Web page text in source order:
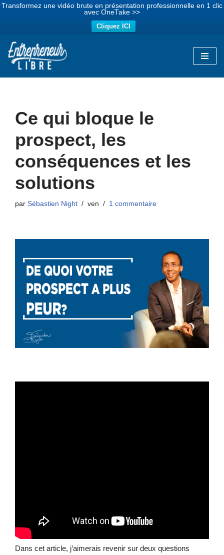
Transformez une vidéo brute en présentation professionnelle en 1 clic
avec OneTake >>
Cliquez ICI
Aller
Ce qui bloque le
prospect, les
conséquences et les
solutions
par Sébastien Night ven 1 commentaire
Dans cet article, j’aimerais revenir sur deux questions